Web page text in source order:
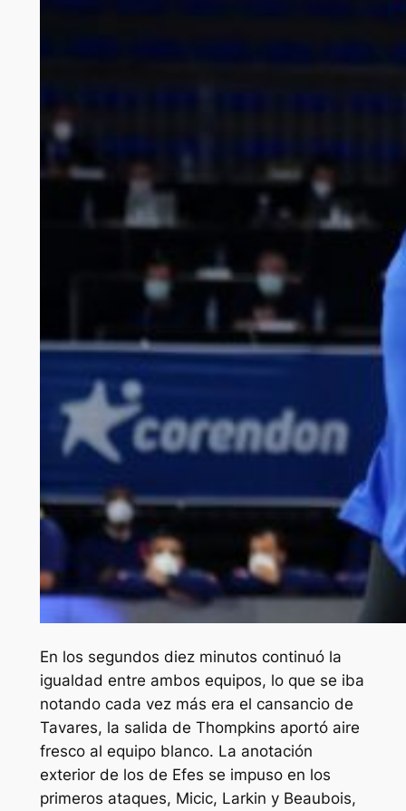
En los segundos diez minutos continuó la
igualdad entre ambos equipos, lo que se iba
notando cada vez más era el cansancio de
Tavares, la salida de Thompkins aportó aire
fresco al equipo blanco. La anotación
exterior de los de Efes se impuso en los
primeros ataques, Micic, Larkin y Beaubois,